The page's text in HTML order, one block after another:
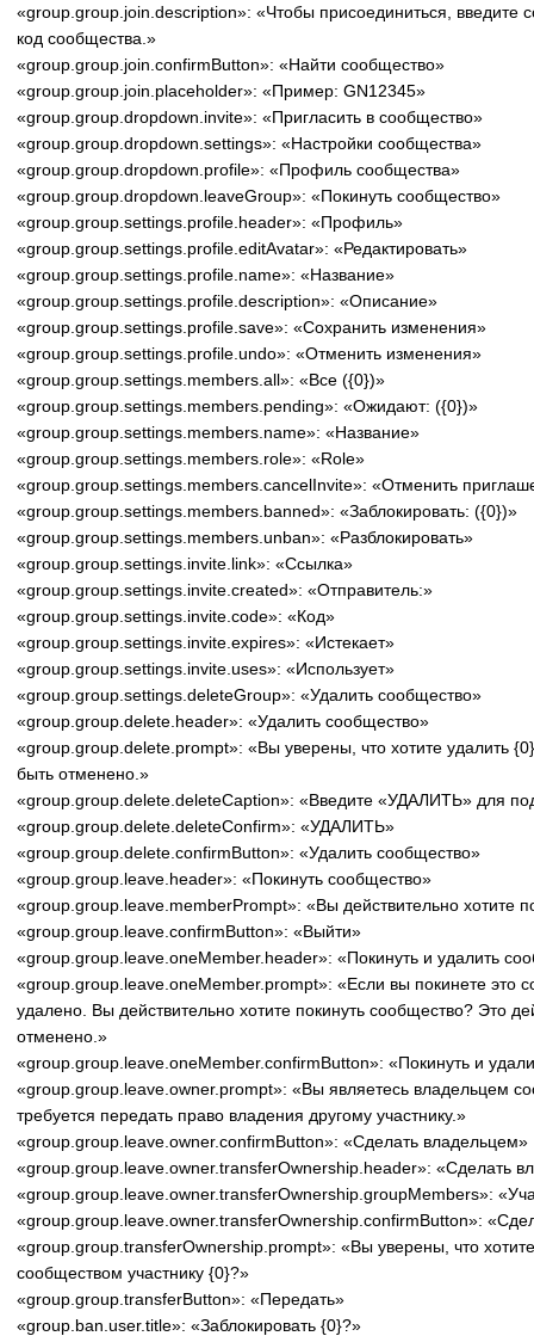
«group.group.join.description»: «Чтобы присоединиться, введите
код сообщества.»
«group.group.join.confirmButton»: «Найти сообщество»
«group.group.join.placeholder»: «Пример: GN12345»
«group.group.dropdown.invite»: «Пригласить в сообщество»
«group.group.dropdown.settings»: «Настройки сообщества»
«group.group.dropdown.profile»: «Профиль сообщества»
«group.group.dropdown.leaveGroup»: «Покинуть сообщество»
«group.group.settings.profile.header»: «Профиль»
«group.group.settings.profile.editAvatar»: «Редактировать»
«group.group.settings.profile.name»: «Название»
«group.group.settings.profile.description»: «Описание»
«group.group.settings.profile.save»: «Сохранить изменения»
«group.group.settings.profile.undo»: «Отменить изменения»
«group.group.settings.members.all»: «Все ({0})»
«group.group.settings.members.pending»: «Ожидают: ({0})»
«group.group.settings.members.name»: «Название»
«group.group.settings.members.role»: «Role»
«group.group.settings.members.cancelInvite»: «Отменить
«group.group.settings.members.banned»: «Заблокировать: ({0})»
«group.group.settings.members.unban»: «Разблокировать»
«group.group.settings.invite.link»: «Ссылка»
«group.group.settings.invite.created»: «Отправитель:»
«group.group.settings.invite.code»: «Код»
«group.group.settings.invite.expires»: «Истекает»
«group.group.settings.invite.uses»: «Использует»
«group.group.settings.deleteGroup»: «Удалить сообщество»
«group.group.delete.header»: «Удалить сообщество»
«group.group.delete.prompt»: «Вы уверены, что хотите удалить
быть отменено.»
«group.group.delete.deleteCaption»: «Введите «УДАЛИТЬ» для
«group.group.delete.deleteConfirm»: «УДАЛИТЬ»
«group.group.delete.confirmButton»: «Удалить сообщество»
«group.group.leave.header»: «Покинуть сообщество»
«group.group.leave.memberPrompt»: «Вы действительно хотите
«group.group.leave.confirmButton»: «Выйти»
«group.group.leave.oneMember.header»: «Покинуть и удалить
«group.group.leave.oneMember.prompt»: «Если вы покинете это
удалено. Вы действительно хотите покинуть сообщество? Это
отменено.»
«group.group.leave.oneMember.confirmButton»: «Покинуть и
«group.group.leave.owner.prompt»: «Вы являетесь владельцем
требуется передать право владения другому участнику.»
«group.group.leave.owner.confirmButton»: «Сделать владельцем»
«group.group.leave.owner.transferOwnership.header»: «Сделать
«group.group.leave.owner.transferOwnership.groupMembers»:
«group.group.leave.owner.transferOwnership.confirmButton»:
«group.group.transferOwnership.prompt»: «Вы уверены, что
сообществом участнику {0}?»
«group.group.transferButton»: «Передать»
«group.ban.user.title»: «Заблокировать {0}?»